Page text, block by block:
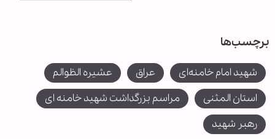
برچسب‌ها
شهید امام خامنه‌ای عراق
عشیره الظوالم
استان المثنی
مراسم بزرگداشت شهید خامنه ای
رهبر شهید